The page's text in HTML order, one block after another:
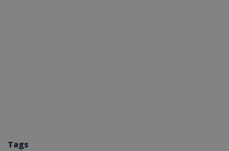
Tags